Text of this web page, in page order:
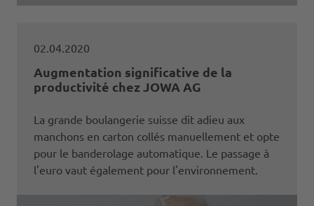
02.04.2020
Augmentation significative de la
productivité chez JOWA AG
La grande boulangerie suisse dit adieu aux
manchons en carton collés manuellement et opte
pour le banderolage automatique. Le passage à
l'euro vaut également pour l'environnement.